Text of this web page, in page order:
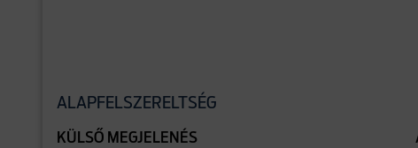
ALAPFELSZERELTSÉG
KÜLSŐ MEGJELENÉS